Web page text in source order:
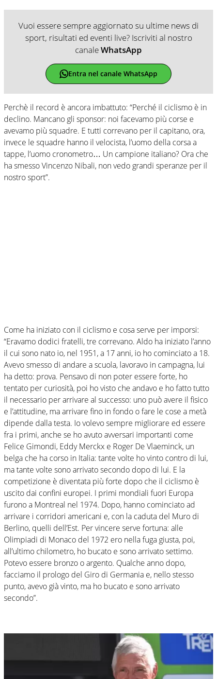
Vuoi essere sempre aggiornato su ultime news di
sport, risultati ed eventi live? Iscriviti al nostro
canaleWhatsApp
Entra nel canale WhatsApp
Perchè il record è ancora imbattuto: “Perché il ciclismo è in
declino. Mancano gli sponsor: noi facevamo più corse e
avevamo più squadre. E tutti correvano per il capitano, ora,
invece le squadre hanno il velocista, l’uomo della corsa a
tappe, l’uomo cronometro… Un campione italiano? Ora che
ha smesso Vincenzo Nibali, non vedo grandi speranze per il
nostro sport”.
Come ha iniziato con il ciclismo e cosa serve per imporsi:
“Eravamo dodici fratelli, tre correvano. Aldo ha iniziato l’anno
il cui sono nato io, nel 1951, a 17 anni, io ho cominciato a 18.
Avevo smesso di andare a scuola, lavoravo in campagna, lui
ha detto: prova. Pensavo di non poter essere forte, ho
tentato per curiosità, poi ho visto che andavo e ho fatto tutto
il necessario per arrivare al successo: uno può avere il fisico
e l’attitudine, ma arrivare fino in fondo o fare le cose a metà
dipende dalla testa. Io volevo sempre migliorare ed essere
fra i primi, anche se ho avuto avversari importanti come
Felice Gimondi, Eddy Merckx e Roger De Vlaeminck, un
belga che ha corso in Italia: tante volte ho vinto contro di lui,
ma tante volte sono arrivato secondo dopo di lui. E la
competizione è diventata più forte dopo che il ciclismo è
uscito dai confini europei. I primi mondiali fuori Europa
furono a Montreal nel 1974. Dopo, hanno cominciato ad
arrivare i corridori americani e, con la caduta del Muro di
Berlino, quelli dell’Est. Per vincere serve fortuna: alle
Olimpiadi di Monaco del 1972 ero nella fuga giusta, poi,
all’ultimo chilometro, ho bucato e sono arrivato settimo.
Potevo essere bronzo o argento. Qualche anno dopo,
facciamo il prologo del Giro di Germania e, nello stesso
punto, avevo già vinto, ma ho bucato e sono arrivato
secondo”.